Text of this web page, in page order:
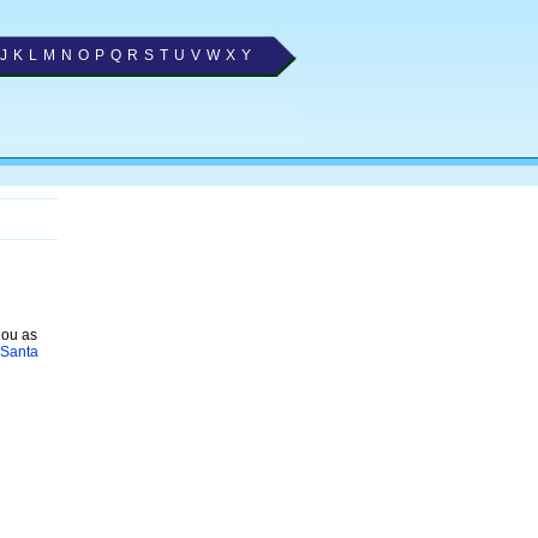
J K L M N O P Q R S T U V W X Y
as